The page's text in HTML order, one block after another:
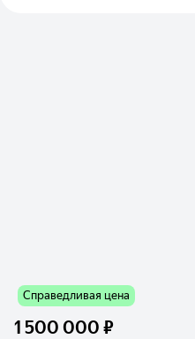
Справедливая цена
1 500 000 ₽